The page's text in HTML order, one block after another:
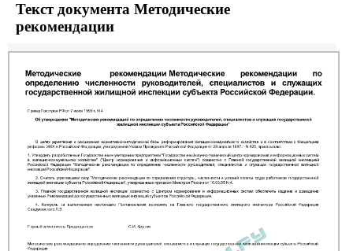
Текст документа Методические
рекомендации